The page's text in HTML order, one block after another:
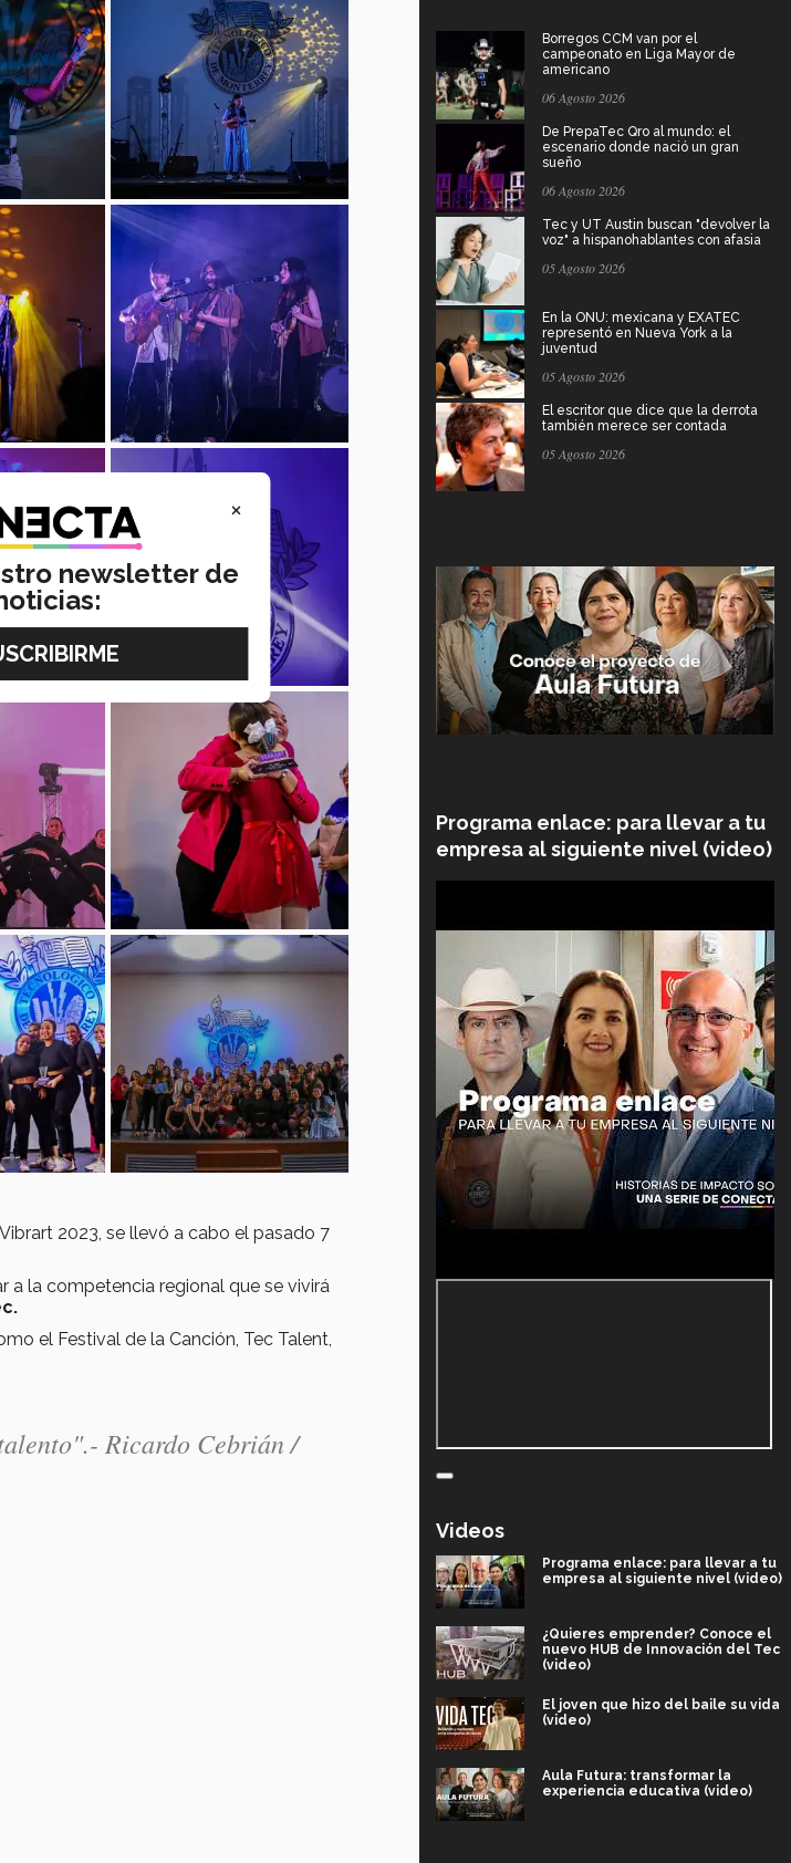
2023, se llevó a cabo el pasado 7
a la competencia regional que se vivirá
el Festival de la Canción, Tec Talent,
Ricardo Cebrián /
Borregos CCM van por el
campeonato en Liga Mayor de
americano
06 Agosto 2026
De PrepaTec Qro al mundo: el
escenario donde nació un gran
sueño
06 Agosto 2026
Tec y UT Austin buscan "devolver la
voz" a hispanohablantes con afasia
05 Agosto 2026
En la ONU: mexicana y EXATEC
representó en Nueva York a la
juventud
05 Agosto 2026
El escritor que dice que la derrota
también merece ser contada
05 Agosto 2026
Programa enlace: para llevar a tu
empresa al siguiente nivel (video)
Videos
Programa enlace: para llevar a tu
empresa al siguiente nivel (video)
¿Quieres emprender? Conoce el
nuevo HUB de Innovación del Tec
(video)
El joven que hizo del baile su vida
(video)
Aula Futura: transformar la
experiencia educativa (video)
×
newsletter de